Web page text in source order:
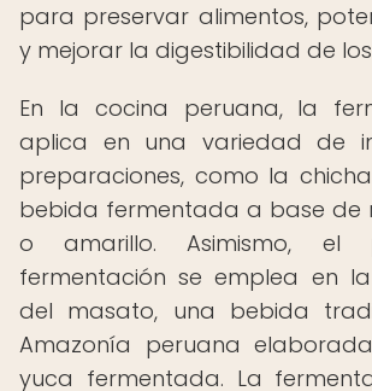
para preservar alimentos,
y mejorar la digestibilidad de
En la cocina peruana, la
aplica en una variedad de
preparaciones, como la
bebida fermentada a base de
o amarillo. Asimismo, el
fermentación se emplea en
del masato, una bebida
Amazonía peruana
yuca fermentada. La